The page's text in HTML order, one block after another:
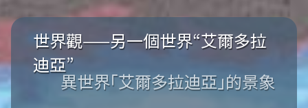
世界觀——另一個世界“艾爾多拉
迪亞”
異世界「艾爾多拉迪亞」的景象